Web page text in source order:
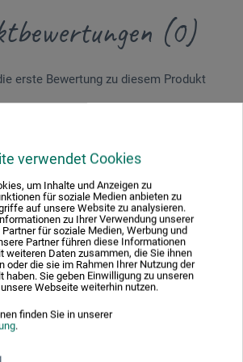
verwendet Cookies
um Inhalte und Anzeigen zu
für soziale Medien anbieten zu
auf unsere Website zu analysieren.
zu Ihrer Verwendung unserer
für soziale Medien, Werbung und
Partner führen diese Informationen
weiteren Daten zusammen, die Sie ihnen
oder die sie im Rahmen Ihrer Nutzung der
haben. Sie geben Einwilligung zu unseren
Webseite weiterhin nutzen.
finden Sie in unserer
.
(0)
erste Bewertung zu diesem Produkt
Kontakt
die Kontaktdaten des Herstellers zu
diesem Produkt.
GmbH